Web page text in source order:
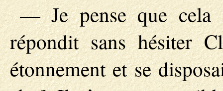
— Je pense que
répondit sans hésiter
étonnement et se